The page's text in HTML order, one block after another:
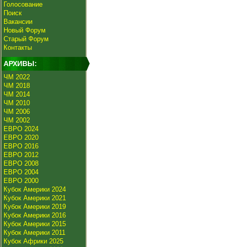
Голосование
Поиск
Вакансии
Новый Форум
Старый Форум
Контакты
АРХИВЫ:
ЧМ 2022
ЧМ 2018
ЧМ 2014
ЧМ 2010
ЧМ 2006
ЧМ 2002
ЕВРО 2024
ЕВРО 2020
ЕВРО 2016
ЕВРО 2012
ЕВРО 2008
ЕВРО 2004
ЕВРО 2000
Кубок Америки 2024
Кубок Америки 2021
Кубок Америки 2019
Кубок Америки 2016
Кубок Америки 2015
Кубок Америки 2011
Кубок Африки 2025